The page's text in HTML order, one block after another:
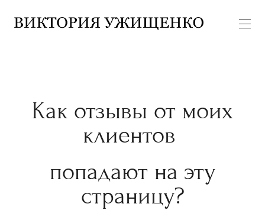
Как отзывы от моих
клиентов
попадают на эту
страницу?